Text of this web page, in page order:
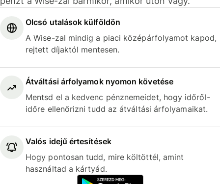
Olcsó utalások külföldön
A Wise-zal mindig a piaci középárfolyamot kapod,
rejtett díjaktól mentesen.
Átváltási árfolyamok nyomon követése
Mentsd el a kedvenc pénznemeidet, hogy időről-
időre ellenőrizni tudd az átváltási árfolyamaikat.
Valós idejű értesítések
Hogy pontosan tudd, mire költöttél, amint
használtad a kártyád.